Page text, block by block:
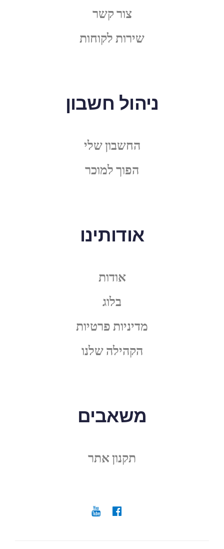
צור קשר
שירות לקוחות
ניהול חשבון
החשבון שלי
הפוך למוכר
אודותינו
אודות
בלוג
מדיניות פרטיות
הקהילה שלנו
משאבים
תקנון אתר